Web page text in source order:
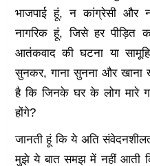
भाजपाई हूं, न कांग्रेसी और
नागरिक हूं, जिसे हर पीड़ित
आतंकवाद की घटना या
सुनकर, गाना सुनना और खाना
है कि जिनके घर के लोग मारे
होंगे?
जानती हूं कि ये अति
मुझे ये बात समझ में नहीं आती